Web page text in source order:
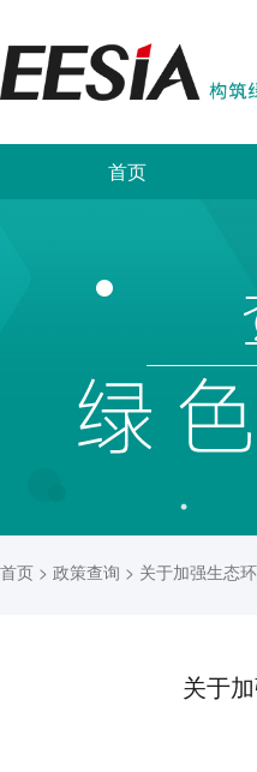
首页
首页 > 政策查询 > 关于加强生态
关于